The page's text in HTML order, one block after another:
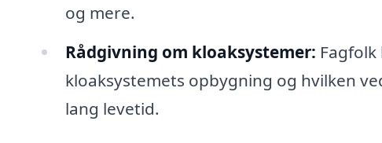
og mere.
Rådgivning om kloaksystemer:
kloaksystemets opbygning og hvilken
lang levetid.